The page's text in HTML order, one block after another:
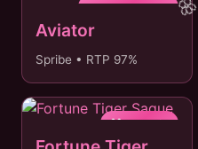
✈️ SAQUE 3MIN
Aviator
Spribe • RTP 97%
🐯 PIX 24/7